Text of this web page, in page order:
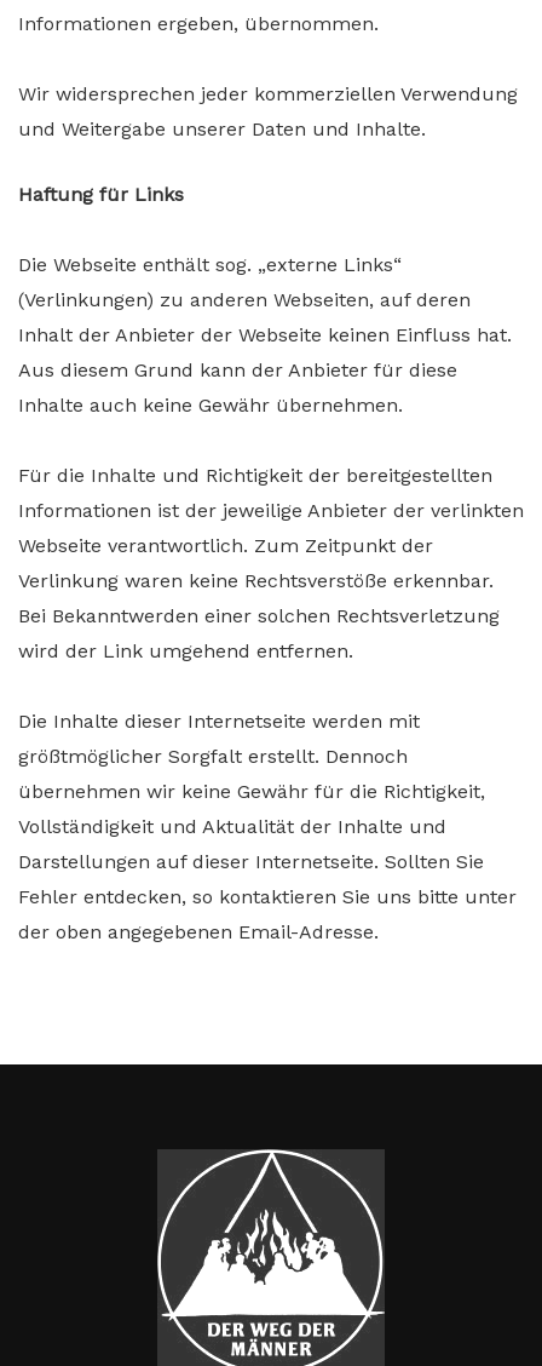
Informationen ergeben, übernommen.
Wir widersprechen jeder kommerziellen Verwendung
und Weitergabe unserer Daten und Inhalte.
Haftung für Links
Die Webseite enthält sog. „externe Links“
(Verlinkungen) zu anderen Webseiten, auf deren
Inhalt der Anbieter der Webseite keinen Einfluss hat.
Aus diesem Grund kann der Anbieter für diese
Inhalte auch keine Gewähr übernehmen.
Für die Inhalte und Richtigkeit der bereitgestellten
Informationen ist der jeweilige Anbieter der verlinkten
Webseite verantwortlich. Zum Zeitpunkt der
Verlinkung waren keine Rechtsverstöße erkennbar.
Bei Bekanntwerden einer solchen Rechtsverletzung
wird der Link umgehend entfernen.
Die Inhalte dieser Internetseite werden mit
größtmöglicher Sorgfalt erstellt. Dennoch
übernehmen wir keine Gewähr für die Richtigkeit,
Vollständigkeit und Aktualität der Inhalte und
Darstellungen auf dieser Internetseite. Sollten Sie
Fehler entdecken, so kontaktieren Sie uns bitte unter
der oben angegebenen Email-Adresse.